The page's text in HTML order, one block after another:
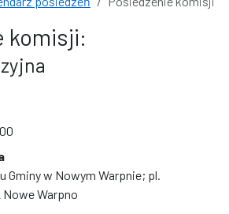
komisji:
Gminy w Nowym Warpnie; pl.
Warpno